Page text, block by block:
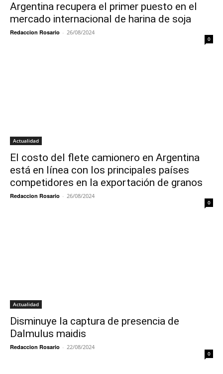
Argentina recupera el primer puesto en el
mercado internacional de harina de soja
Redaccion Rosario - 26/08/2024
0
Actualidad
El costo del flete camionero en Argentina
está en línea con los principales países
competidores en la exportación de granos
Redaccion Rosario - 26/08/2024
0
Actualidad
Disminuye la captura de presencia de
Dalmulus maidis
Redaccion Rosario - 22/08/2024
0